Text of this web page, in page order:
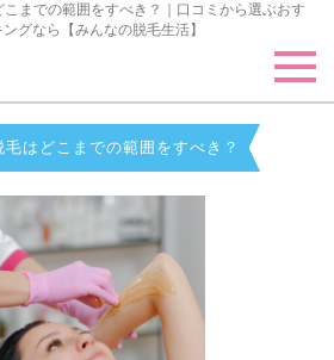
までの範囲をすべき？｜口コミから選ぶおす
グなら【みんなの脱毛生活】
はどこまでの範囲をすべき？